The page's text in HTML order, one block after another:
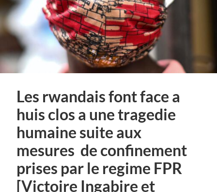
Les rwandais font face a
huis clos a une tragedie
humaine suite aux
mesures de confinement
prises par le regime FPR
[Victoire Ingabire et